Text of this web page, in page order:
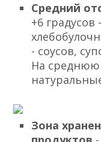
Средний
+6 градусов
- соусов,
На среднюю
Зона